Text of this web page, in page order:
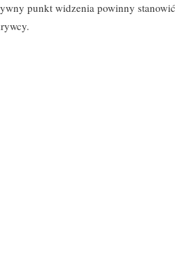
punkt widzenia powinny stanowić